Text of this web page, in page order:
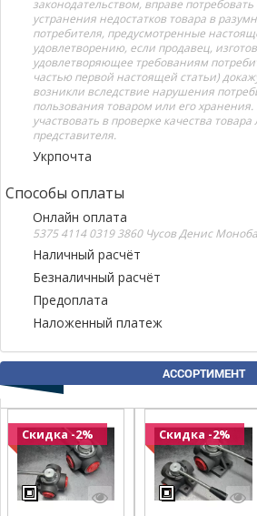
законодательством, вправе
устранения недостатков товара в
потребителя, предусмотренные
удовлетворению, если продавец,
удовлетворяющее требованиям
частью первой настоящей статьи)
возникли вследствие нарушения
пользования товаром или его
участвовать в проверке качества
представителя.
Укрпочта
Способы оплаты
Онлайн оплата
5375 4114 0319 3860 Чусов Денис
Наличный расчёт
Безналичный расчёт
Предоплата
Наложенный платеж
АССОРТИМЕНТ
Скидка -2% Скидка -2%